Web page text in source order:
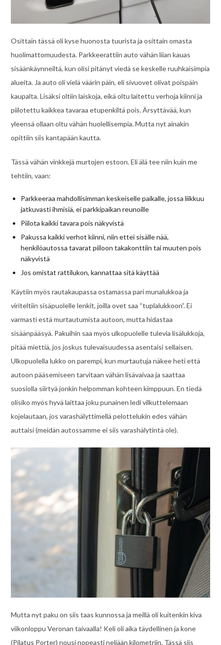
Osittain tässä oli kyse huonosta tuurista ja osittain omasta
huolimattomuudesta. Parkkeerattiin auto vähän liian kauas
sisäänkäynneiltä, kun olisi pitänyt viedä se keskelle ruuhkaisimpia
alueita. Ja auto oli vielä väärin päin, eli sivuovet olivat poispäin
kaupalta. Lisäksi oltiin laiskoja, eikä oltu laitettu verhoja kiinni ja
piilotettu kaikkea tavaraa etupenkiltä pois. Ärsyttävää, kun
yleensä ollaan oltu vähän huolellisempia. Mutta nyt ainakin
opittiin siis kantapään kautta.
Tässä vähän vinkkejä murtojen estoon. Eli älä tee niin kuin me
tehtiin, vaan:
Parkkeeraa mahdollisimman keskeiselle paikalle, jossa liikkuu
jatkuvasti ihmisiä, ei parkkipaikan reunoille
Piilota kaikki tavara pois näkyvistä
Pakussa kaikki verhot kiinni, niin ettei sisälle nää,
henkilöautossa tavarat piiloon takakonttiin tai muuten pois
näkyvistä
Jos omistat rattilukon, kannattaa sitä käyttää
Käytiin myös rautakaupassa ostamassa pari munalukkoa ja
viriteltiin sisäpuolelle lenkit, joilla ovet saa “tuplalukkoon”. Ei
varmasti estä murtautumista autoon, mutta hidastaa
sisäänpääsyä. Pakuihin saa myös ulkopuolelle tulevia lisälukkoja,
pitää miettiä, jos joskus tulevaisuudessa asentaisi sellaisen.
Ulkopuolella lukko on parempi, kun murtautuja näkee heti että
autoon pääsemiseen tarvitaan vähän lisävaivaa ja saattaa
suosiolla siirtyä jonkin helpomman kohteen kimppuun. En tiedä
olisiko myös hyvä laittaa joku punainen ledi vilkuttelemaan
kojelautaan, jos varashälyttimellä pelottelukin edes vähän
auttaisi (meidän autossamme ei siis varashälytintä ole).
Mutta nyt paku on siis taas kunnossa ja meillä oli kuitenkin kiva
viikonloppu Veronan taivaalla! Keli oli aika täydellinen ja kone
(Pilatus Porter) nousi nopeasti neljään kilometriin. Tässä siis